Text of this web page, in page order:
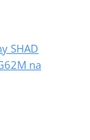
SHAD
na